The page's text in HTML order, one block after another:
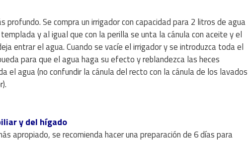
Se compra un irrigador con capacidad para 2 litros de agua
y al igual que con la perilla se unta la cánula con aceite y el
entrar el agua. Cuando se vacíe el irrigador y se introduzca toda el
para que el agua haga su efecto y reblandezca las heces
el agua (no confundir la cánula del recto con la cánula de los lavados
y del hígado
apropiado, se recomienda hacer una preparación de 6 días para